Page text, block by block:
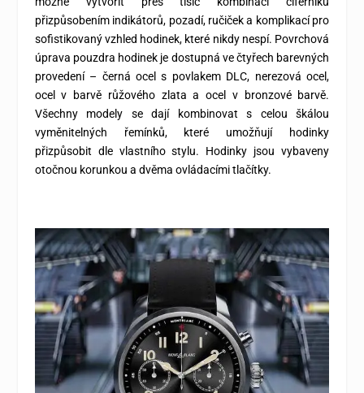
přizpůsobením indikátorů, pozadí, ručiček a komplikací pro
sofistikovaný vzhled hodinek, které nikdy nespí. Povrchová
úprava pouzdra hodinek je dostupná ve čtyřech barevných
provedení – černá ocel s povlakem DLC, nerezová ocel,
ocel v barvě růžového zlata a ocel v bronzové barvě.
Všechny modely se dají kombinovat s celou škálou
vyměnitelných řemínků, které umožňují hodinky
přizpůsobit dle vlastního stylu. Hodinky jsou vybaveny
otočnou korunkou a dvěma ovládacími tlačítky.